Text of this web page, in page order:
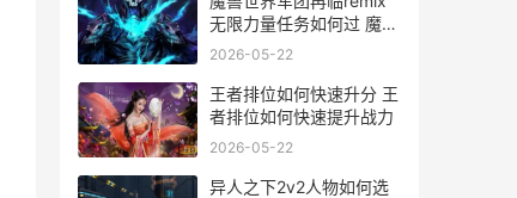
无限力量任务如何过 魔兽
世界军团再临神器隐藏外
2026-05-22
王者排位如何快速升分 王
者排位如何快速提升战力
2026-05-22
异人之下2v2人物如何选